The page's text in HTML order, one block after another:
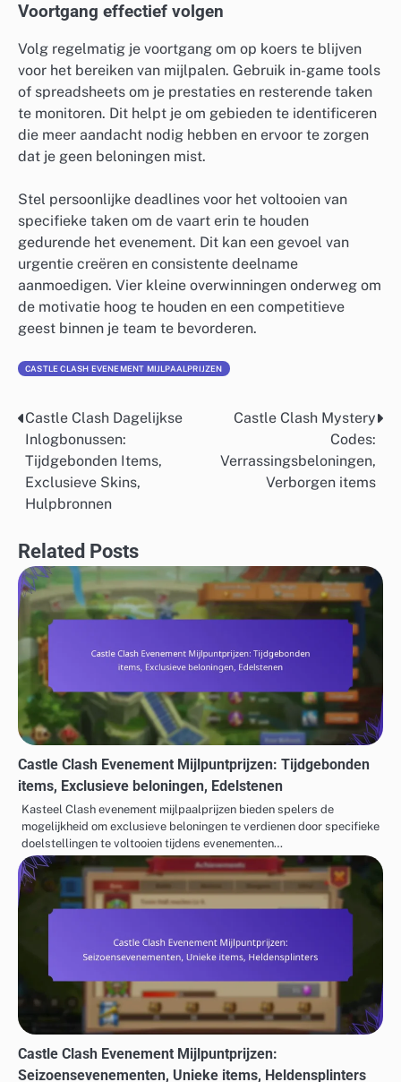
Voortgang effectief volgen
Volg regelmatig je voortgang om op koers te blijven
voor het bereiken van mijlpalen. Gebruik in-game tools
of spreadsheets om je prestaties en resterende taken
te monitoren. Dit helpt je om gebieden te identificeren
die meer aandacht nodig hebben en ervoor te zorgen
dat je geen beloningen mist.
Stel persoonlijke deadlines voor het voltooien van
specifieke taken om de vaart erin te houden
gedurende het evenement. Dit kan een gevoel van
urgentie creëren en consistente deelname
aanmoedigen. Vier kleine overwinningen onderweg om
de motivatie hoog te houden en een competitieve
geest binnen je team te bevorderen.
CASTLE CLASH EVENEMENT MIJLPAALPRIJZEN
Post
navigation
Castle Clash Dagelijkse
Inlogbonussen:
Tijdgebonden Items,
Exclusieve Skins,
Hulpbronnen
Castle Clash Mystery
Codes:
Verrassingsbeloningen,
Verborgen items
Related Posts
Castle Clash Evenement Mijlpuntprijzen: Tijdgebonden
items, Exclusieve beloningen, Edelstenen
Kasteel Clash evenement mijlpaalprijzen bieden spelers de
mogelijkheid om exclusieve beloningen te verdienen door specifieke
doelstellingen te voltooien tijdens evenementen…
Castle Clash Evenement Mijlpuntprijzen:
Seizoensevenementen, Unieke items, Heldensplinters